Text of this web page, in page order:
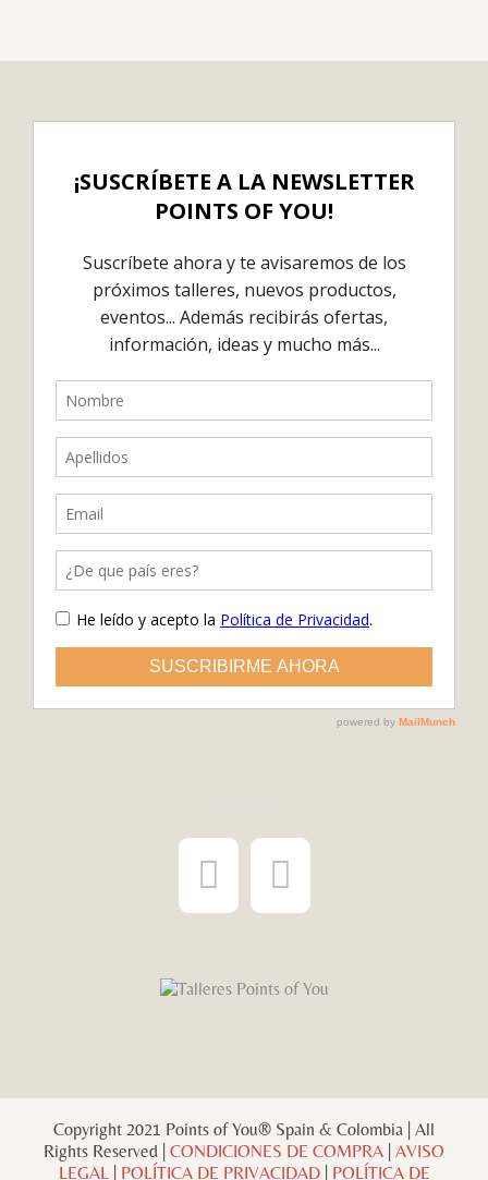
Copyright 2021 Points of You® Spain & Colombia | All
Rights Reserved | CONDICIONES DE COMPRA AVISO
LEGAL| POLÍTICA DE PRIVACIDAD| POLÍTICA DE